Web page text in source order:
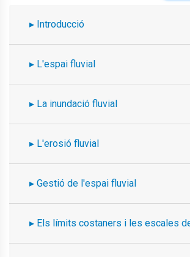
Introducció
L'espai fluvial
La inundació fluvial
L'erosió fluvial
Gestió de l'espai fluvial
Els límits costaners i les escales